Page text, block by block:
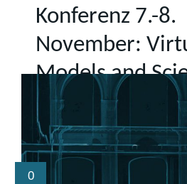
Konferenz 7.-8.
November:
Models and
Value
0